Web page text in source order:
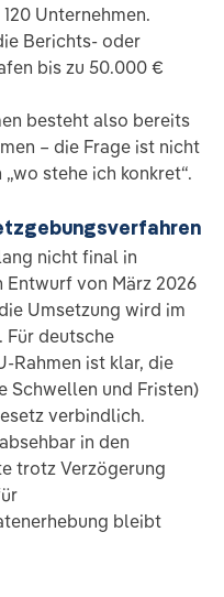
Unternehmen.
Berichts- oder
bis zu 50.000 €
besteht also bereits
– die Frage ist nicht
stehe ich konkret“.
nicht final in
von März 2026
Umsetzung wird im
Für deutsche
Rahmen ist klar, die
Schwellen und Fristen)
verbindlich.
in den
trotz Verzögerung
bleibt